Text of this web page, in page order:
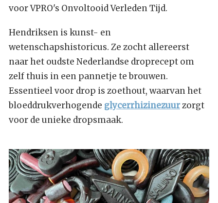
voor VPRO's Onvoltooid Verleden Tijd.
Hendriksen is kunst- en
wetenschapshistoricus. Ze zocht allereerst
naar het oudste Nederlandse droprecept om
zelf thuis in een pannetje te brouwen.
Essentieel voor drop is zoethout, waarvan het
bloeddrukverhogende glycerrhizinezuurzorgt
voor de unieke dropsmaak.